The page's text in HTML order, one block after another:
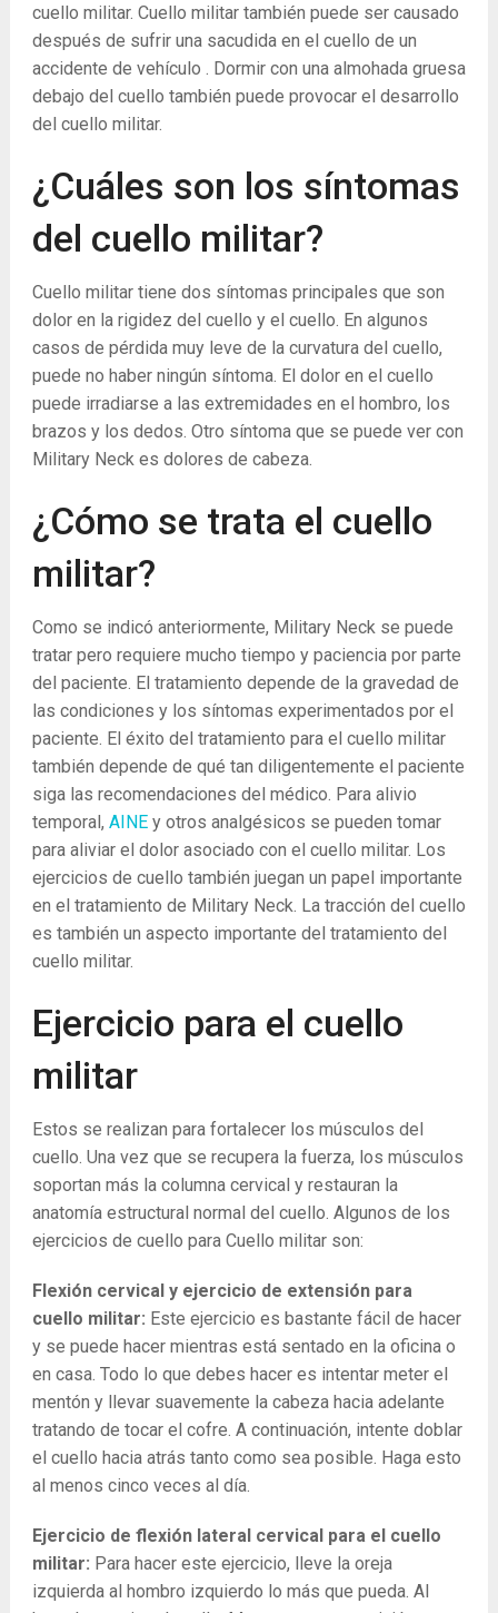
cuello militar. Cuello militar también puede ser causado
después de sufrir una sacudida en el cuello de un
accidente de vehículo . Dormir con una almohada gruesa
debajo del cuello también puede provocar el desarrollo
del cuello militar.
¿Cuáles son los síntomas
del cuello militar?
Cuello militar tiene dos síntomas principales que son
dolor en la rigidez del cuello y el cuello. En algunos
casos de pérdida muy leve de la curvatura del cuello,
puede no haber ningún síntoma. El dolor en el cuello
puede irradiarse a las extremidades en el hombro, los
brazos y los dedos. Otro síntoma que se puede ver con
Military Neck es dolores de cabeza.
¿Cómo se trata el cuello
militar?
Como se indicó anteriormente, Military Neck se puede
tratar pero requiere mucho tiempo y paciencia por parte
del paciente. El tratamiento depende de la gravedad de
las condiciones y los síntomas experimentados por el
paciente. El éxito del tratamiento para el cuello militar
también depende de qué tan diligentemente el paciente
siga las recomendaciones del médico. Para alivio
temporal, AINE y otros analgésicos se pueden tomar
para aliviar el dolor asociado con el cuello militar. Los
ejercicios de cuello también juegan un papel importante
en el tratamiento de Military Neck. La tracción del cuello
es también un aspecto importante del tratamiento del
cuello militar.
Ejercicio para el cuello
militar
Estos se realizan para fortalecer los músculos del
cuello. Una vez que se recupera la fuerza, los músculos
soportan más la columna cervical y restauran la
anatomía estructural normal del cuello. Algunos de los
ejercicios de cuello para Cuello militar son:
Flexión cervical y ejercicio de extensión para
cuello militar: Este ejercicio es bastante fácil de hacer
y se puede hacer mientras está sentado en la oficina o
en casa. Todo lo que debes hacer es intentar meter el
mentón y llevar suavemente la cabeza hacia adelante
tratando de tocar el cofre. A continuación, intente doblar
el cuello hacia atrás tanto como sea posible. Haga esto
al menos cinco veces al día.
Ejercicio de flexión lateral cervical para el cuello
militar: Para hacer este ejercicio, lleve la oreja
izquierda al hombro izquierdo lo más que pueda. Al